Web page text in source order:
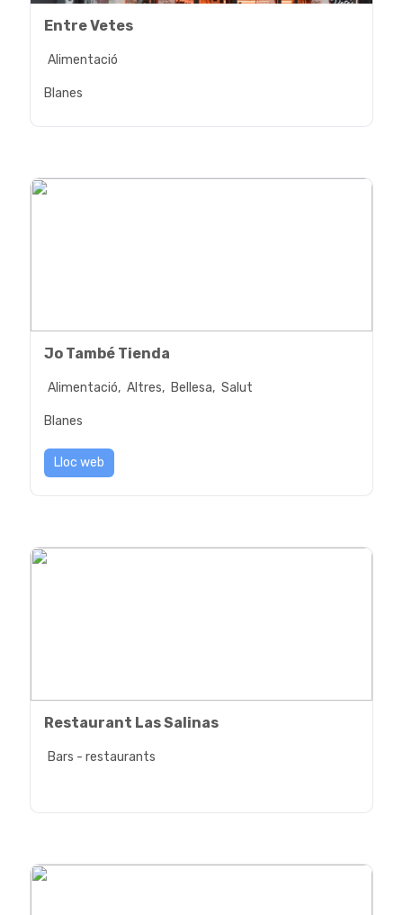
Entre Vetes
Alimentació
Blanes
Jo També Tienda
Alimentació, Altres, Bellesa, Salut
Blanes
Lloc web
Restaurant Las Salinas
Bars - restaurants